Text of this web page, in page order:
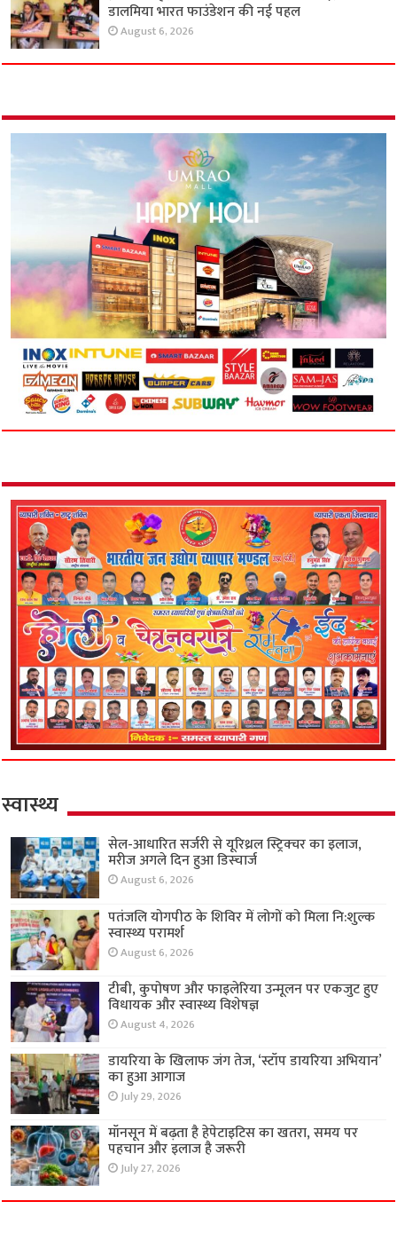
डालमिया भारत फाउंडेशन की नई पहल
August 6, 2026
स्वास्थ्य
सेल-आधारित सर्जरी से यूरिथ्रल स्ट्रिक्चर का इलाज,
मरीज अगले दिन हुआ डिस्चार्ज
August 6, 2026
पतंजलि योगपीठ के शिविर में लोगों को मिला नि:शुल्क
स्वास्थ्य परामर्श
August 6, 2026
टीबी, कुपोषण और फाइलेरिया उन्मूलन पर एकजुट हुए
विधायक और स्वास्थ्य विशेषज्ञ
August 4, 2026
डायरिया के खिलाफ जंग तेज, ‘स्टॉप डायरिया अभियान’
का हुआ आगाज
July 29, 2026
मॉनसून में बढ़ता है हेपेटाइटिस का खतरा, समय पर
पहचान और इलाज है जरूरी
July 27, 2026